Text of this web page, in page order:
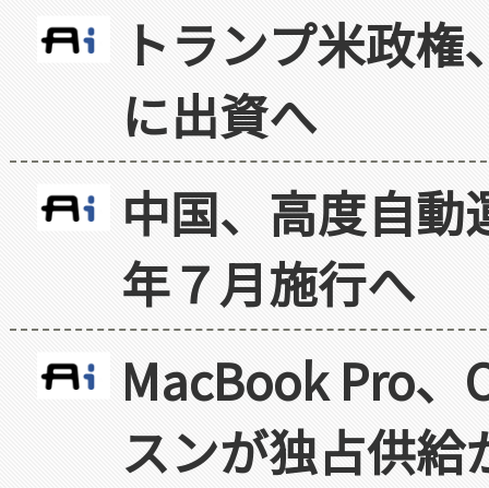
トランプ米政
に出資へ
中国、高度自
年７月施行へ
MacBook Pro
スンが独占供給